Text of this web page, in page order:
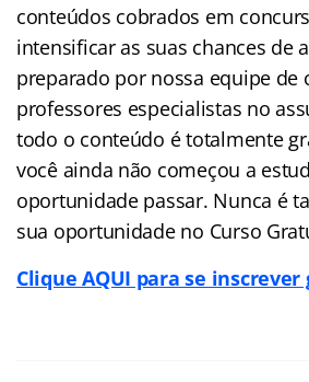
conteúdos cobrados em
intensificar as suas chances de
preparado por nossa equipe de
professores especialistas no
todo o conteúdo é totalmente
você ainda não começou a
oportunidade passar. Nunca é
sua oportunidade no Curso
Clique AQUI para se